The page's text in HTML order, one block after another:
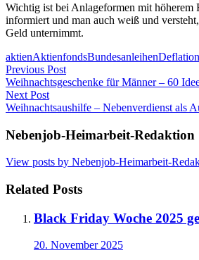
Wichtig ist bei Anlageformen mit höherem
informiert und man auch weiß und
Geld unternimmt.
aktienAktienfondsBundesanleihenDeflation
Post
navigation
Previous Post
Weihnachtsgeschenke für Männer – 60
Next Post
Weihnachtsaushilfe – Nebenverdienst als
Nebenjob-Heimarbeit-Redaktion
View posts by Nebenjob-Heimarbeit-
Related Posts
Black Friday Woche 2025
20. November 2025